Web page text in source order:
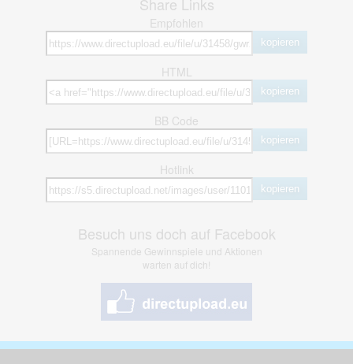
Share Links
Empfohlen
kopieren
HTML
kopieren
BB Code
kopieren
Hotlink
kopieren
Besuch uns doch auf Facebook
Spannende Gewinnspiele und Aktionen
warten auf dich!